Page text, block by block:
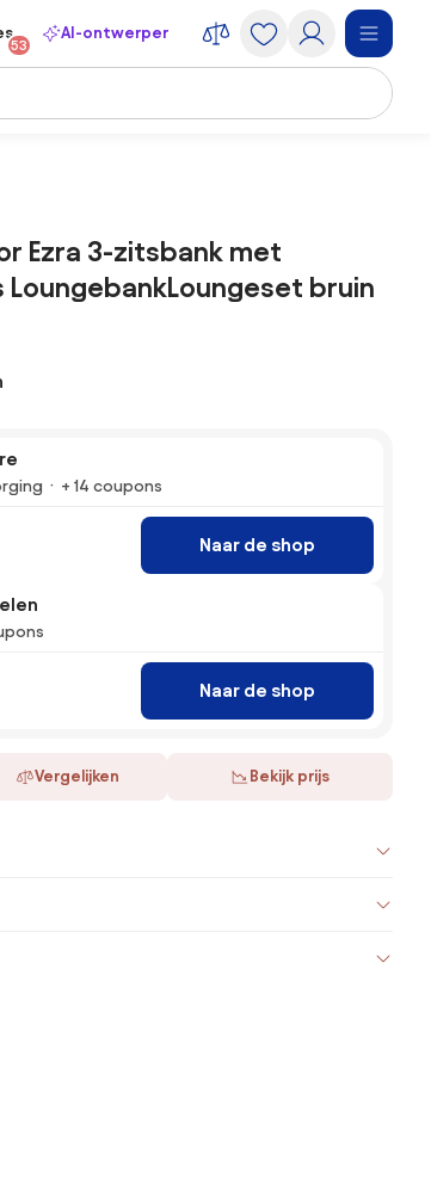
53
AI-ontwerper
Ezra 3-zitsbank met
bruin
+ 14 coupons
Naar de shop
Naar de shop
Vergelijken Bekijk prijs